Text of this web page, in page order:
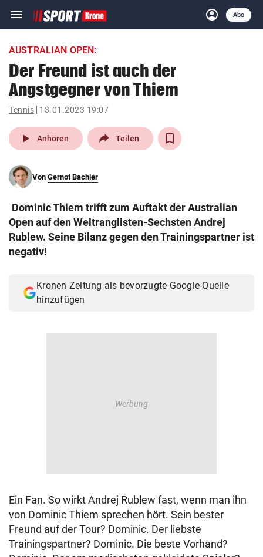
menu Navigation
ein-/ausklappen
account_circle
Anmelden
Abo
close Schließen
account_circle Anmelden
arrow_right
pin_drop
Wien arrow_right
search
eingeben
Muthgasse 2, 1190 Wien
AUSTRALIAN OPEN:
Der Freund ist auch der
Angstgegner von Thiem
Tennis 13.01.2023 19:07
play_arrow Anhören Teilen
Von Gernot Bachler
Dominic Thiem trifft zum Auftakt der Australian
Open auf den Weltranglisten-Sechsten Andrej
Rublew. Seine Bilanz gegen den Trainingspartner ist
negativ!
Kronen Zeitung als bevorzugte Google-Quelle
hinzufügen
Ein Fan. So wirkt Andrej Rublew fast, wenn man ihn
von Dominic Thiem sprechen hört. Sein bester
Freund auf der Tour? Dominic. Der liebste
Trainingspartner? Dominic. Die beste Vorhand?